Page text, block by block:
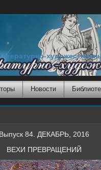
Новости
84. ДЕКАБРЬ, 2016
ВЕХИ ПРЕВРАЩЕНИЙ